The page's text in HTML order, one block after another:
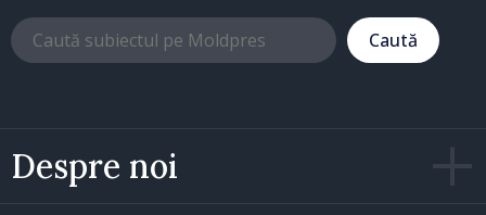
Despre noi
Caută